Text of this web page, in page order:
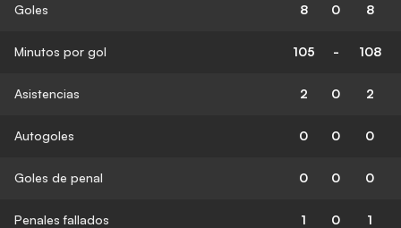
Goles 8 0 8
Minutos por gol 105 - 108
Asistencias 2 0 2
Autogoles 0 0 0
Goles de penal 0 0 0
Penales fallados 1 0 1